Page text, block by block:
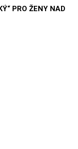
PRO ŽENY NAD